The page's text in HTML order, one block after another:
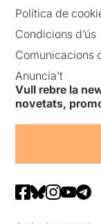
Política de
Condicions d’ús
Comunicacions
Anuncia’t
Vull rebre la
novetats,